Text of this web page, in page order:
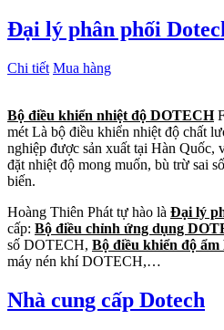
Đại lý phân phối
Chi tiết Mua hàng
Bộ điều khiển nhiệt độ DOTECH
mét Là bộ điều khiển nhiệt độ chất
nghiệp được sản xuất tại Hàn Quốc,
đặt nhiệt độ mong muốn, bù trừ sai
biến.
Hoàng Thiên Phát tự hào là Đại lý
cấp: Bộ điều chỉnh ứng dụng
số DOTECH, Bộ điều khiển độ
máy nén khí DOTECH,…
Nhà cung cấp Dotech